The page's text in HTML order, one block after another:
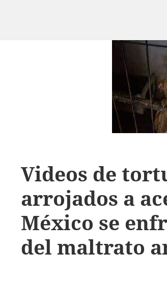
Videos de
arrojados a
México se
del maltrato